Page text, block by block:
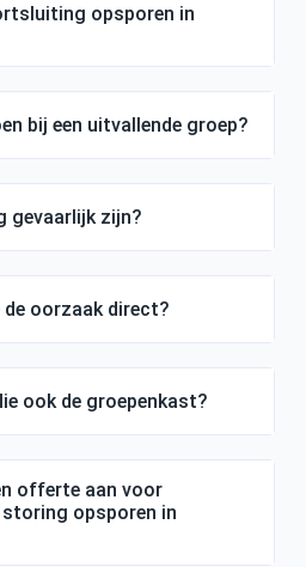
opsporen in
bij een uitvallende groep?
gevaarlijk zijn?
de oorzaak direct?
ook de groepenkast?
offerte aan voor
opsporen in